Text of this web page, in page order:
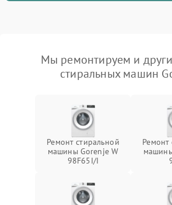
Мы ремонтируем и
стиральных машин
Ремонт стиральной
машины Gorenje W
98F65I/I
Ремонт